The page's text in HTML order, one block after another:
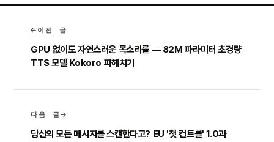
이전 글
GPU 없이도 자연스러운 목소리를 — 82M 파라미터 초경량
TTS 모델 Kokoro 파헤치기
다음 글
당신의 모든 메시지를 스캔한다고? EU '챗 컨트롤' 1.0과